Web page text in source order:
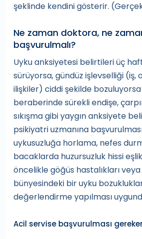
şeklinde kendini gösterir.
Ne zaman doktora, ne
başvurulmalı?
Uyku anksiyetesi belirtileri üç
sürüyorsa, gündüz işlevselliği (iş,
ilişkiler) ciddi şekilde
beraberinde sürekli endişe,
sıkışma gibi yaygın anksiyete
psikiyatri uzmanına
uykusuzluğa horlama, nefes
bacaklarda huzursuzluk hissi
öncelikle göğüs hastalıkları
bünyesindeki bir uyku
değerlendirme yapılması
Acil servise başvurulması